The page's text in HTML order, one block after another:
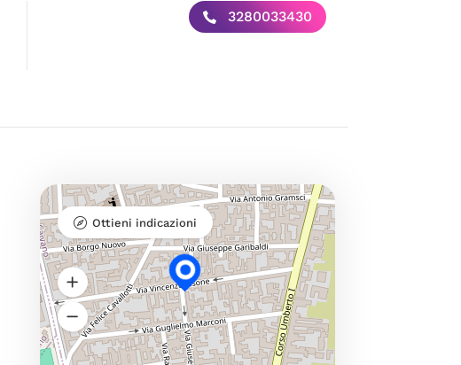
3280033430
Ottieni indicazioni